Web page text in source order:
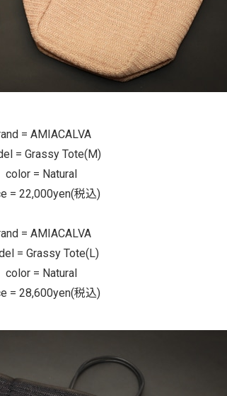
= AMIACALVA
= Grassy Tote(M)
color = Natural
= 22,000yen(税込)
= AMIACALVA
= Grassy Tote(L)
color = Natural
= 28,600yen(税込)